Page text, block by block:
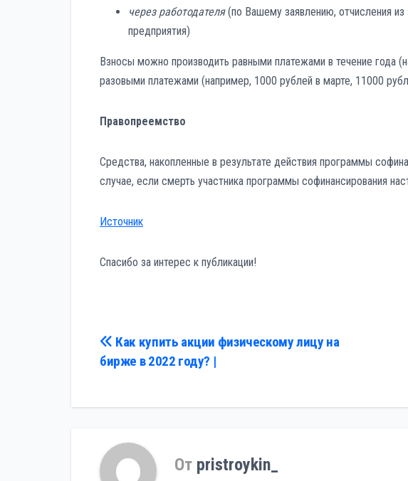
через работодателя(по Вашему заявлению, отчисления из
предприятия)
Взносы можно производить равными платежами в течение года
разовыми платежами (например, 1000 рублей в марте, 11000
Правопреемство
Средства, накопленные в результате действия программы
случае, если смерть участника программы софинансирования
Источник
Спасибо за интерес к публикации!
Навигация
по
записям
Как купить акции физическому лицу на
бирже в 2022 году? |
От pristroykin_